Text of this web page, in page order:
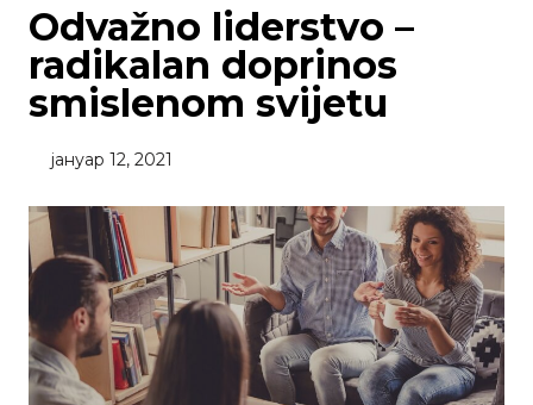
Odvažno liderstvo –
radikalan doprinos
smislenom svijetu
јануар 12, 2021